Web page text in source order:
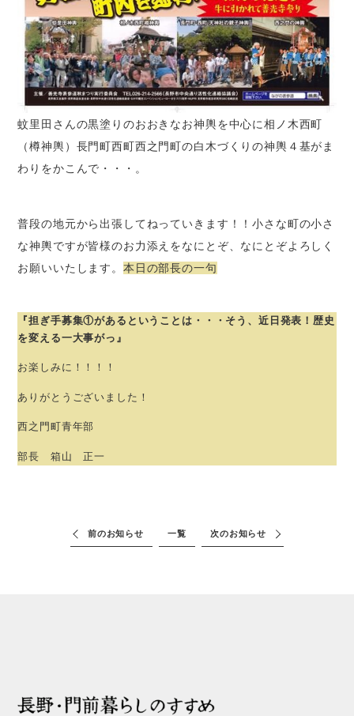
蚊里田さんの黒塗りのおおきなお神輿を中心に相ノ木西町
（樽神輿）長門町西町西之門町の白木づくりの神輿４基がま
わりをかこんで・・・。
普段の地元から出張してねっていきます！！小さな町の小さ
な神輿ですが皆様のお力添えをなにとぞ、なにとぞよろしく
お願いいたします。 本日の部長の一句
『担ぎ手募集①があるということは・・・そう、近日発表！歴史
を変える一大事がっ』
お楽しみに！！！！
ありがとうございました！
西之門町青年部
部長 箱山 正一
前のお知らせ 一覧 次のお知らせ